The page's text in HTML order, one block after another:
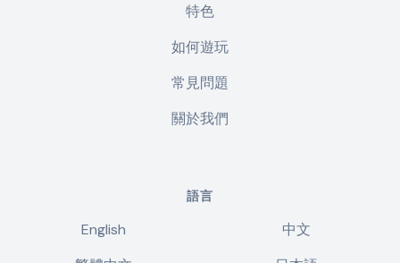
特色
如何遊玩
常見問題
關於我們
語言
English
中文